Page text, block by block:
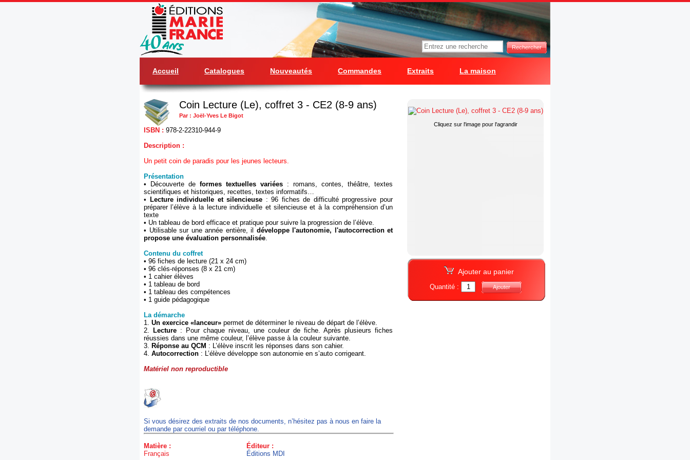
Rechercher
Accueil Catalogues Nouveautés Commandes Extraits La maison
Coin Lecture (Le), coffret 3 - CE2 (8-9 ans)
Par : Joël-Yves Le Bigot
ISBN : 978-2-22310-944-9
Description :
Un petit coin de paradis pour les jeunes lecteurs.
Présentation
• Découverte de formes textuelles variées : romans, contes, théâtre, textes
scientifiques et historiques, recettes, textes informatifs…
•
Lecture individuelle et silencieuse : 96 fiches de difficulté progressive pour
préparer l’élève à la lecture individuelle et silencieuse et à la compréhension d’un
texte
• Un tableau de bord efficace et pratique pour suivre la progression de l’élève.
• Utilisable sur une année entière, il développe l'autonomie, l'autocorrection et
propose une évaluation personnalisée.
Contenu du coffret
• 96 fiches de lecture (21 x 24 cm)
• 96 clés-réponses (8 x 21 cm)
• 1 cahier élèves
• 1 tableau de bord
• 1 tableau des compétences
• 1 guide pédagogique
La démarche
1. Un exercice «lanceur» permet de déterminer le niveau de départ de l’élève.
2.
Lecture : Pour chaque niveau, une couleur de fiche. Après plusieurs fiches
réussies dans une même couleur, l’élève passe à la couleur suivante.
3. Réponse au QCM : L’élève inscrit les réponses dans son cahier.
4. Autocorrection : L’élève développe son autonomie en s’auto corrigeant.
Matériel non reproductible
Si vous désirez des extraits de nos documents, n’hésitez pas à nous en faire la
demande par courriel ou par téléphone.
Matière :
Français
Éditeur :
Éditions MDI
Cliquez sur l'image pour l'agrandir
Ajouter au panier
Quantité : Ajouter